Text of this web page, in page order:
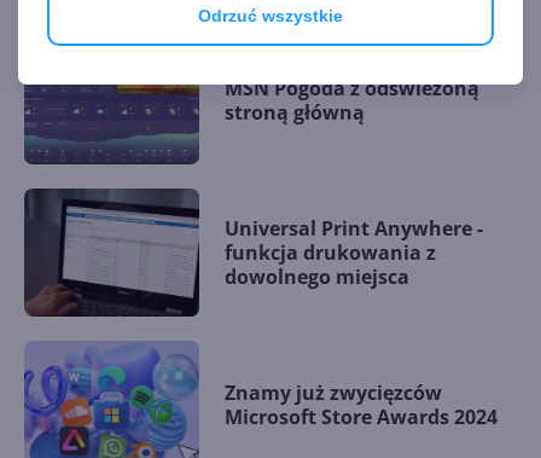
Odrzuć wszystkie
MSN Pogoda z odświeżoną
stroną główną
Universal Print Anywhere -
funkcja drukowania z
dowolnego miejsca
Znamy już zwycięzców
Microsoft Store Awards 2024